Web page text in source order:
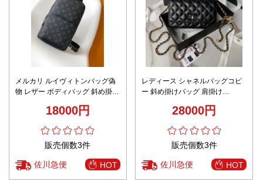
メルカリ ルイヴィトンバッグ偽
物 レザー ボディバッグ 斜め掛け
18000円
販売個数3件
佐川急便 HOT
レディース シャネルバッグコピ
ー 斜め掛けバッグ 肩掛け
28000円
販売個数3件
佐川急便 HOT